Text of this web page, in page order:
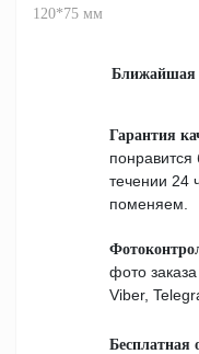
120*75 мм
Ближайшая
Гарантия
течении 24
поменяем.
фото
Viber,
Бесплатная